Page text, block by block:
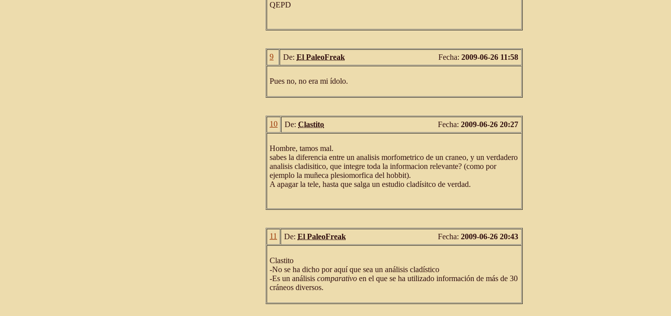
QEPD
9 De: El PaleoFreak Fecha: 2009-06-26 11:58
Pues no, no era mi ídolo.
10 De: Clastito Fecha: 2009-06-26 20:27
Hombre, tamos mal.
sabes la diferencia entre un analisis morfometrico de un craneo, y un verdadero
analisis cladisitico, que integre toda la informacion relevante? (como por
ejemplo la muñeca plesiomorfica del hobbit).
A apagar la tele, hasta que salga un estudio cladísitco de verdad.
11 De: El PaleoFreak Fecha: 2009-06-26 20:43
Clastito
-No se ha dicho por aquí que sea un análisis cladístico
-Es un análisis comparativo en el que se ha utilizado información de más de 30
cráneos diversos.